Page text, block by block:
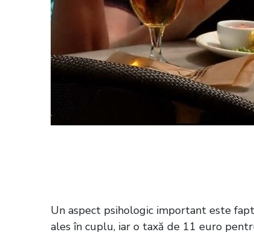
Un aspect psihologic important este
ales în cuplu, iar o taxă de 11 euro